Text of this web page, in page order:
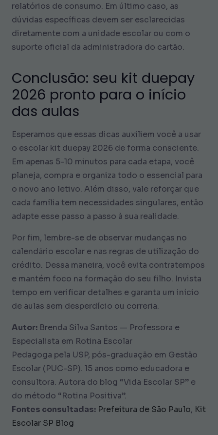
relatórios de consumo. Em último caso, as
dúvidas específicas devem ser esclarecidas
diretamente com a unidade escolar ou com o
suporte oficial da administradora do cartão.
Conclusão: seu kit duepay
2026 pronto para o início
das aulas
Esperamos que essas dicas auxiliem você a usar
o escolar kit duepay 2026 de forma consciente.
Em apenas 5-10 minutos para cada etapa, você
planeja, compra e organiza todo o essencial para
o novo ano letivo. Além disso, vale reforçar que
cada família tem necessidades singulares, então
adapte esse passo a passo à sua realidade.
Por fim, lembre-se de observar mudanças no
calendário escolar e nas regras de utilização do
crédito. Dessa maneira, você evita contratempos
e mantém foco na formação do seu filho. Invista
tempo em verificar detalhes e garanta um início
de aulas sem desperdício ou correria.
Autor: Brenda Silva Santos — Professora e
Especialista em Rotina Escolar
Pedagoga pela USP, pós-graduação em Gestão
Escolar (PUC-SP). 15 anos como educadora e
consultora. Autora do blog “Vida Escolar SP” e
do método “Rotina Positiva”.
Fontes consultadas: Prefeitura de São Paulo, Kit
Escolar SP Blog